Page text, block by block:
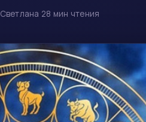
Светлана·28 мин чтения